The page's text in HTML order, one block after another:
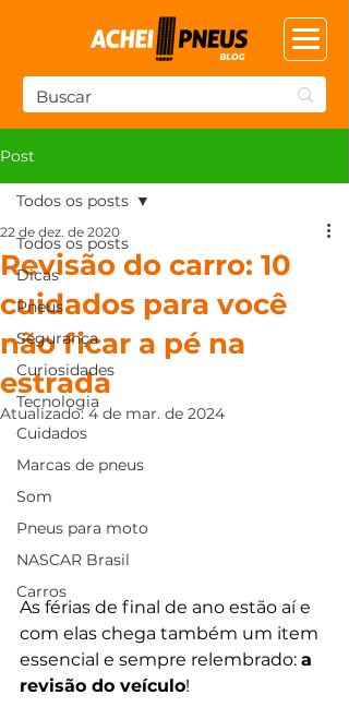
Post
Todos os posts
Dicas
Pneus
Segurança
Curiosidades
Tecnologia
Cuidados
Marcas de pneus
Som
Pneus para moto
NASCAR Brasil
Carros
Todos os posts
Revisão do carro: 10
cuidados para você
não ficar a pé na
estrada
22 de dez. de 2020
Atualizado:4 de mar. de 2024
As férias de final de ano estão aí e
com elas chega também um item
essencial e sempre relembrado: a
revisão do veículo!